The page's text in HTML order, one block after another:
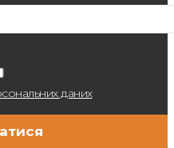
даних